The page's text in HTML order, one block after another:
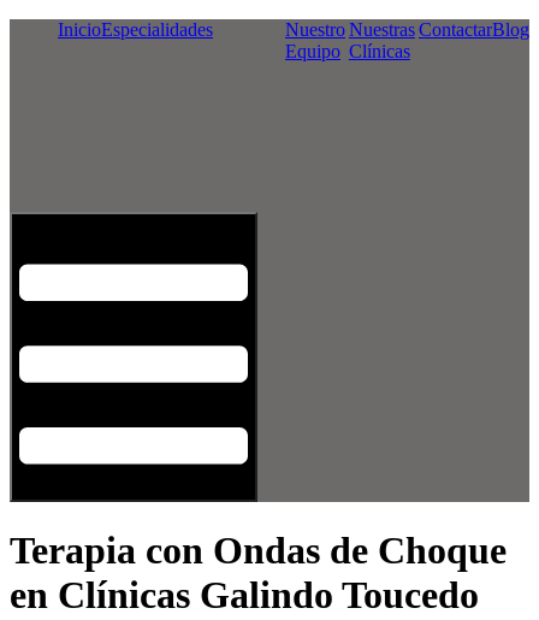
InicioEspecialidades
Nuestro
Equipo
Nuestras
Clínicas
ContactarBlog
Terapia con Ondas de Choque
en Clínicas Galindo Toucedo